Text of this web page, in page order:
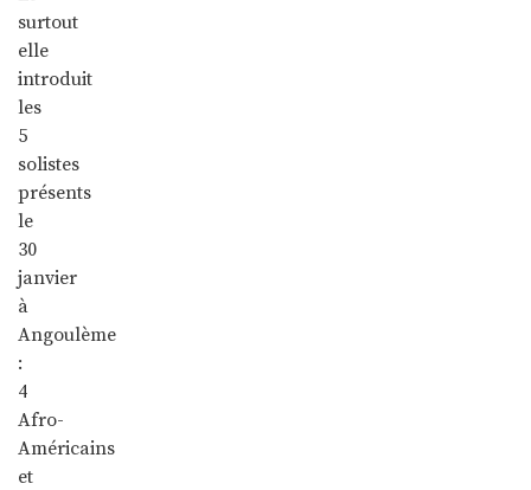
surtout
elle
introduit
les
5
solistes
présents
le
30
janvier
à
Angoulème
:
4
Afro-
Américains
et